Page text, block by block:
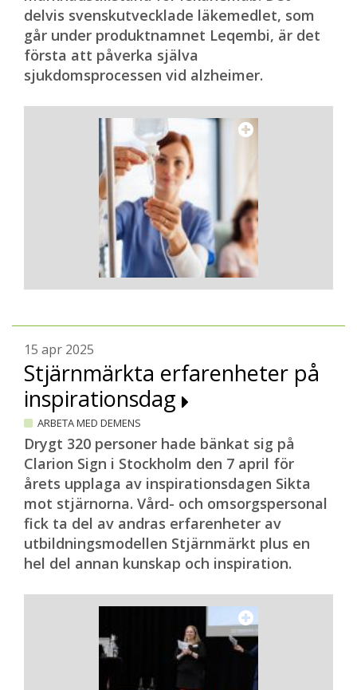
och Anette Svensson, båda konsulenter på
Demensförbundet, och Svenskt
Demenscentrum.
delvis svenskutvecklade läkemedlet, som
går under produktnamnet Leqembi, är det
första att påverka själva
sjukdomsprocessen vid alzheimer.
15 apr 2025
Stjärnmärkta erfarenheter på
inspirationsdag
ARBETA MED DEMENS
Drygt 320 personer hade bänkat sig på
Clarion Sign i Stockholm den 7 april för
årets upplaga av inspirationsdagen Sikta
mot stjärnorna. Vård- och omsorgspersonal
fick ta del av andras erfarenheter av
utbildningsmodellen Stjärnmärkt plus en
hel del annan kunskap och inspiration.